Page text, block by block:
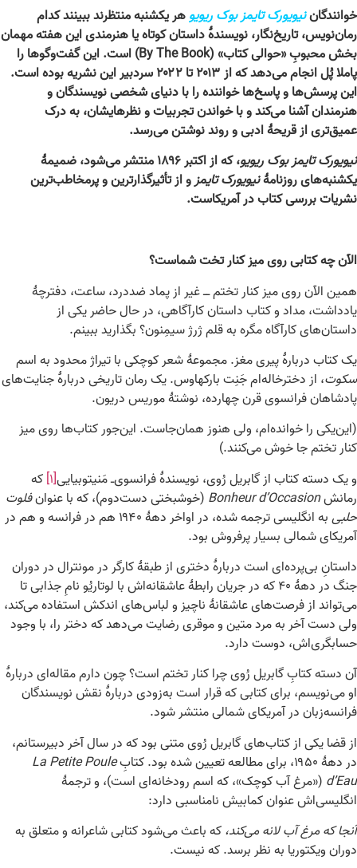
خوانندگان نیویورک تایمز بوک ریویو هر یکشنبه منتظرند ببینند کدام
رمان‌نویس، تاریخ‌نگار، نویسندۀ داستان کوتاه یا هنرمندی این هفته مهمان
بخش محبوبِ «حوالی کتاب» (By The Book) است. این گفت‌وگوها را
پاملا پُل انجام می‌دهد که از ۲۰۱۳ تا ۲۰۲۲ سردبیر این نشریه بوده است.
این پرسش‌ها و پاسخ‌ها خواننده را با دنیای شخصی نویسندگان و
هنرمندان آشنا می‌کند و با خواندن تجربیات و نظرهایشان، به درک
عمیق‌تری از قریحۀ ادبی و روند نوشتن می‌رسد.
نیویورک تایمز بوک ریویو
، که از اکتبر ۱۸۹۶ منتشر می‌شود، ضمیمۀ
یکشنبه‌های روزنامۀنیویورک تایمز و از تأثیرگذارترین و پرمخاطب‌ترین
نشریات بررسی کتاب در آمریکاست.
الآن چه کتابی روی میز کنار تخت شماست؟
همین الآن روی میز کنار تختم ــ غیر از پماد ضددرد، ساعت، دفترچۀ
یادداشت، مداد و کتاب داستان کارآگاهی، در حال حاضر یکی از
داستان‌های کارآگاه مگره به قلم ژرژ سیمِنون؟ بگذارید ببینم.
یک کتاب دربارۀ پیری مغز. مجموعۀ شعر کوچکی با تیراژ محدود به اسم
سکوت، از دخترخاله‌ام جَنِت بارکهاوس. یک رمان تاریخی دربارۀ جنایت‌های
پادشاهان فرانسوی قرن چهارده، نوشتۀ موریس دریون.
(این‌یکی را خوانده‌ام، ولی هنوز همان‌جاست. این‌جور کتاب‌ها روی میز
کنار تختم جا خوش می‌کنند.)
و یک دسته کتاب از گابریل رُوی، نویسندۀ فرانسوی‌ـ مَنیتوبیایی[۱]
که
رمانشBonheur d’Occasion (خوشبختی دست‌دوم)، که با عنوانفلوت
حلبی
به انگلیسی ترجمه شده، در اواخر دهۀ ۱۹۴۰ هم در فرانسه و هم در
آمریکای شمالی بسیار پرفروش بود.
داستانِ بی‌پرده‌ای است دربارۀ دختری از طبقۀ کارگر در مونترال در دوران
جنگ در دهۀ ۴۰ که در جریان رابطۀ عاشقانه‌اش با لوتاریُو نامِ جذابی تا
می‌تواند از فرصت‌های عاشقانۀ ناچیز و لباس‌های اندکش استفاده می‌کند،
ولی دست آخر به مرد متین و موقری رضایت می‌دهد که دختر را، با وجود
حسابگری‌اش، دوست دارد.
آن دسته کتابِ گابریل رُوی چرا کنار تختم است؟ چون دارم مقاله‌ای دربارۀ
او می‌نویسم، برای کتابی که قرار است به‌زودی دربارۀ نقش نویسندگان
فرانسه‌زبان در آمریکای شمالی منتشر شود.
از قضا یکی از کتاب‌های گابریل رُوی متنی بود که در سال آخر دبیرستانم،
در دهۀ ۱۹۵۰، برای مطالعه تعیین شده بود. کتابِ
La Petite Poule
d’Eau («مرغ آب کوچک»، که اسم رودخانه‌ای است)، و ترجمۀ
انگلیسی‌اش عنوان کمابیش نامناسبی دارد:
آنجا که مرغ آب لانه می‌کند، که باعث می‌شود کتابی شاعرانه و متعلق به
دوران ویکتوریا به نظر برسد. که نیست.